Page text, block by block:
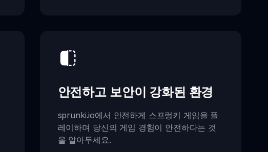
안전하고 보안이 강화된 환경
sprunki.io에서 안전하게 스프렁키 게임을 플
레이하며 당신의 게임 경험이 안전하다는 것
을 알아두세요.